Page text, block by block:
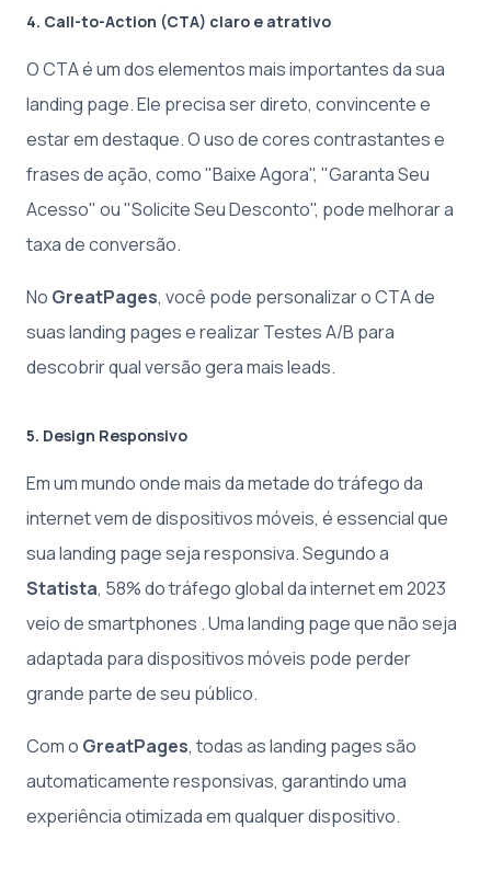
4. Call-to-Action (CTA) claro e atrativo
O CTA é um dos elementos mais importantes da sua
landing page. Ele precisa ser direto, convincente e
estar em destaque. O uso de cores contrastantes e
frases de ação, como "Baixe Agora", "Garanta Seu
Acesso" ou "Solicite Seu Desconto", pode melhorar a
taxa de conversão.
No GreatPages, você pode personalizar o CTA de
suas landing pages e realizar Testes A/B para
descobrir qual versão gera mais leads.
5. Design Responsivo
Em um mundo onde mais da metade do tráfego da
internet vem de dispositivos móveis, é essencial que
sua landing page seja responsiva. Segundo a
Statista, 58% do tráfego global da internet em 2023
veio de smartphones . Uma landing page que não seja
adaptada para dispositivos móveis pode perder
grande parte de seu público.
Com o GreatPages, todas as landing pages são
automaticamente responsivas, garantindo uma
experiência otimizada em qualquer dispositivo.